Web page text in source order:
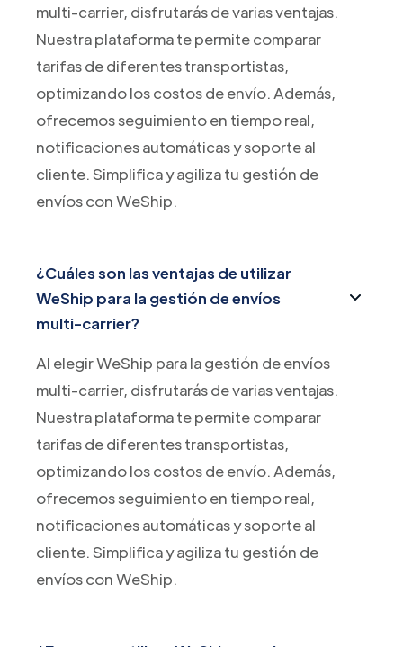
multi-carrier, disfrutarás de varias ventajas.
Nuestra plataforma te permite comparar
tarifas de diferentes transportistas,
optimizando los costos de envío. Además,
ofrecemos seguimiento en tiempo real,
notificaciones automáticas y soporte al
cliente. Simplifica y agiliza tu gestión de
envíos con WeShip.
¿Cuáles son las ventajas de utilizar
WeShip para la gestión de envíos
multi-carrier?
Al elegir WeShip para la gestión de envíos
multi-carrier, disfrutarás de varias ventajas.
Nuestra plataforma te permite comparar
tarifas de diferentes transportistas,
optimizando los costos de envío. Además,
ofrecemos seguimiento en tiempo real,
notificaciones automáticas y soporte al
cliente. Simplifica y agiliza tu gestión de
envíos con WeShip.